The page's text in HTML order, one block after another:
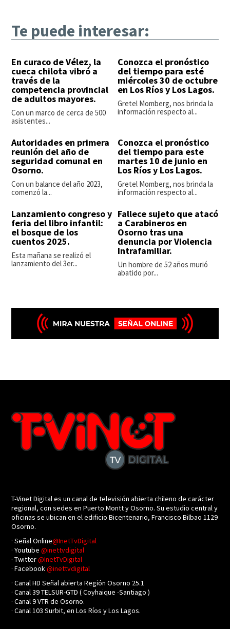
Te puede interesar:
En curaco de Vélez, la
cueca chilota vibró a
través de la
competencia provincial
de adultos mayores.
Con un marco de cerca de 500
asistentes...
Conozca el pronóstico
del tiempo para esté
miércoles 30 de octubre
en Los Ríos y Los Lagos.
Gretel Momberg, nos brinda la
información respecto al...
Autoridades en primera
reunión del año de
seguridad comunal en
Osorno.
Con un balance del año 2023,
comenzó la...
Conozca el pronóstico
del tiempo para este
martes 10 de junio en
Los Ríos y Los Lagos.
Gretel Momberg, nos brinda la
información respecto al...
Lanzamiento congreso y
feria del libro infantil:
el bosque de los
cuentos 2025.
Esta mañana se realizó el
lanzamiento del 3er...
Fallece sujeto que atacó
a Carabineros en
Osorno tras una
denuncia por Violencia
Intrafamiliar.
Un hombre de 52 años murió
abatido por...
T-Vinet Digital es un canal de televisión abierta chileno de carácter
regional, con sedes en Puerto Montt y Osorno. Su estudio central y
oficinas se ubican en el edificio Bicentenario, Francisco Bilbao 1129
Osorno.
· Señal Online@InetTvDigital
· Youtube@inettvdigital
· Twitter@InetTvDigital
· Facebook@inettvdigital
· Canal HD Señal abierta Región Osorno 25.1
· Canal 39 TELSUR-GTD ( Coyhaique -Santiago )
· Canal 9 VTR de Osorno.
· Canal 103 Surbit, en Los Ríos y Los Lagos.